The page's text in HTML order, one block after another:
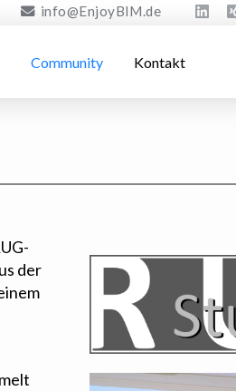
info@EnjoyBIM.de
Community Kontakt
der